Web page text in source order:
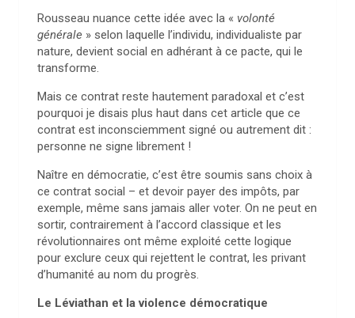
Rousseau nuance cette idée avec la « volonté
générale » selon laquelle l’individu, individualiste par
nature, devient social en adhérant à ce pacte, qui le
transforme.
Mais ce contrat reste hautement paradoxal et c’est
pourquoi je disais plus haut dans cet article que ce
contrat est inconsciemment signé ou autrement dit :
personne ne signe librement !
Naître en démocratie, c’est être soumis sans choix à
ce contrat social – et devoir payer des impôts, par
exemple, même sans jamais aller voter. On ne peut en
sortir, contrairement à l’accord classique et les
révolutionnaires ont même exploité cette logique
pour exclure ceux qui rejettent le contrat, les privant
d’humanité au nom du progrès.
Le Léviathan et la violence démocratique